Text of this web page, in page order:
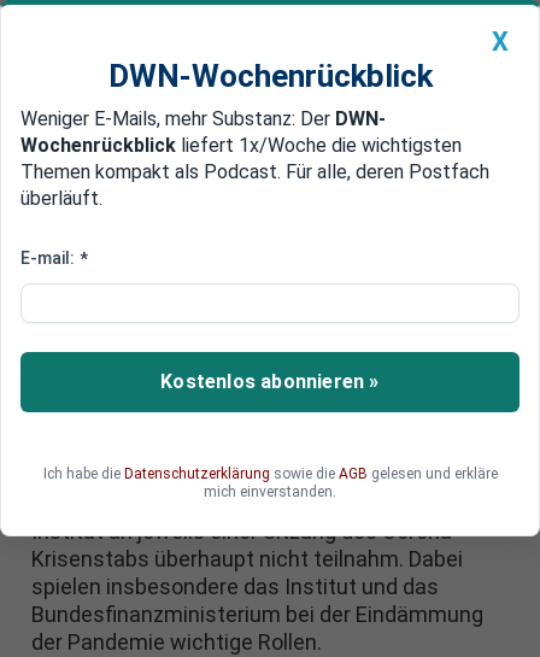
Newsticker MEIN DWN: Geldanlage Premium
Edelmetalle DWN-Magazin China
Corona-Leaks: Robert Koch
ließen Krisen-Sitzungen sausen
Der Mitarbeiter des Bundesfinanzministeriums,
der für die Corona-Leaks verantwortlich ist und
wurde, kritisiert, dass das
Bundesfinanzministerium und das Robert-Koch-
Institut an jeweils einer Sitzung des Corona-
Krisenstabs überhaupt nicht teilnahm. Dabei
spielen insbesondere das Institut und das
Bundesfinanzministerium bei der Eindämmung
der Pandemie wichtige Rollen.
X
DWN-Wochenrückblick
Weniger E-Mails, mehr Substanz: Der DWN-
Wochenrückblick liefert 1x/Woche die wichtigsten
Themen kompakt als Podcast. Für alle, deren Postfach
überläuft.
E-mail: *
Kostenlos abonnieren »
Ich habe die Datenschutzerklärung sowie die AGB gelesen und erkläre
mich einverstanden.